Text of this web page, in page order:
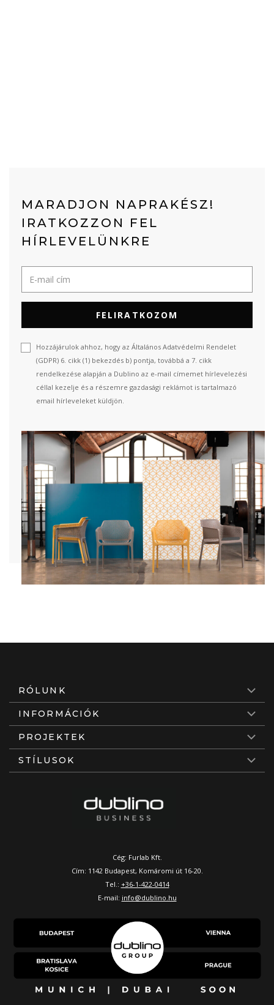
MARADJON NAPRAKÉSZ!
IRATKOZZON FEL
HÍRLEVELÜNKRE
FELIRATKOZOM
Hozzájárulok ahhoz, hogy az Általános Adatvédelmi Rendelet
(GDPR) 6. cikk (1) bekezdés b) pontja, továbbá a 7. cikk
rendelkezése alapján a Dublino az e-mail címemet hírlevelezési
céllal kezelje és a részemre gazdasági reklámot is tartalmazó
email hírleveleket küldjön.
RÓLUNK
INFORMÁCIÓK
PROJEKTEK
STÍLUSOK
Cég: Furlab Kft.
Cím: 1142 Budapest, Komáromi út 16-20.
Tel.: +36-1-422-0414
E-mail: info@dublino.hu